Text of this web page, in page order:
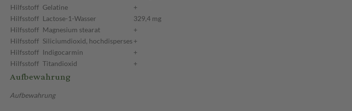
Hilfsstoff Gelatine
+
Hilfsstoff Lactose-1-Wasser
329,4 mg
Hilfsstoff Magnesium stearat
+
Hilfsstoff Siliciumdioxid, hochdisperses +
Hilfsstoff Indigocarmin
+
Hilfsstoff Titandioxid +
Aufbewahrung
Aufbewahrung